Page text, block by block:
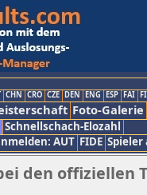
CHN CRO CZE DEN ENG ESP FAI
Foto-Galerie
Schnellschach-Elozahl
AUT FIDE Spieler
den offiziellen